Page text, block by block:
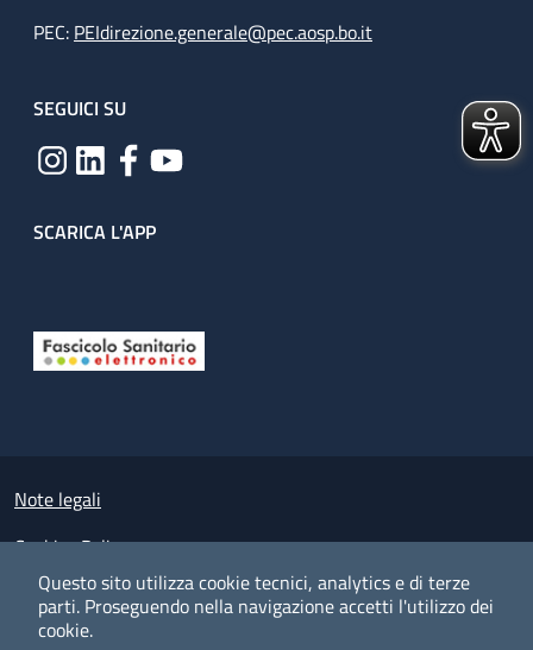
Questo sito utilizza cookie tecnici, analytics e di terze
parti. Proseguendo nella navigazione accetti l'utilizzo dei
cookie.
PEC: PEIdirezione.generale@pec.aosp.bo.it
SEGUICI SU
SCARICA L'APP
Small prints
Note legali
Cookies Policy
Policy privacy e protezione del dato personale
Albo pretorio on-line